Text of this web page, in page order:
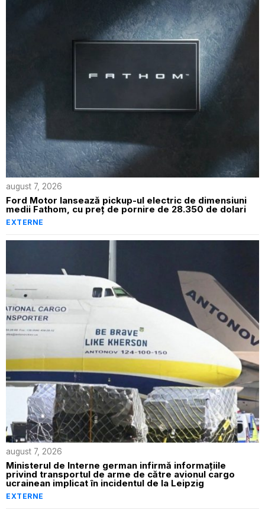
august 7, 2026
Ford Motor lansează pickup-ul electric de dimensiuni
medii Fathom, cu preț de pornire de 28.350 de dolari
EXTERNE
august 7, 2026
Ministerul de Interne german infirmă informațiile
privind transportul de arme de către avionul cargo
ucrainean implicat în incidentul de la Leipzig
EXTERNE